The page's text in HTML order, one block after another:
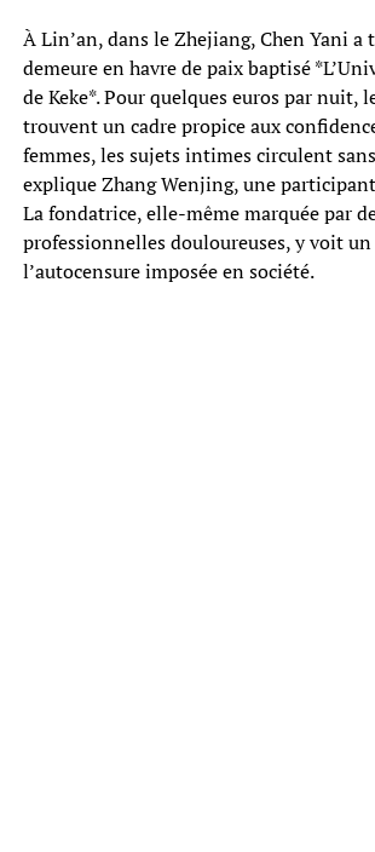
À Lin’an, dans le Zhejiang, Chen Yani a
demeure en havre de paix baptisé
de Keke*. Pour quelques euros par nuit,
trouvent un cadre propice aux
femmes, les sujets intimes circulent
explique Zhang Wenjing, une
La fondatrice, elle-même marquée par
professionnelles douloureuses, y voit
l’autocensure imposée en société.